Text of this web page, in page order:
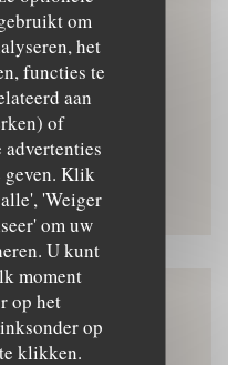
om
het
functies te
aan
of
advertenties
geven. Klik
'Weiger
om uw
U kunt
moment
op het
op
klikken.
Arles ((opent in een nieuw
33
((opent in een
ons op